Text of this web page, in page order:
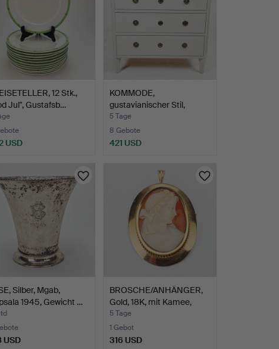
12 Stk.,
Jul", Gustafsb…
USD
KOMMODE,
gustavianischer Stil,
"Medevi", a…
5 Tage
8 Gebote
421 USD
Silber, Mgab,
1945, Gewicht …
USD
BROSCHE/ANHÄNGER,
Gold, 18K, mit Kamee,
GD…
5 Tage
1 Gebot
316 USD